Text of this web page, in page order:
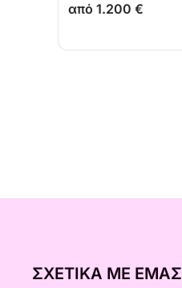
από 1.200 €
ΣΧΕΤΙΚΆ ΜΕ ΕΜΆΣ